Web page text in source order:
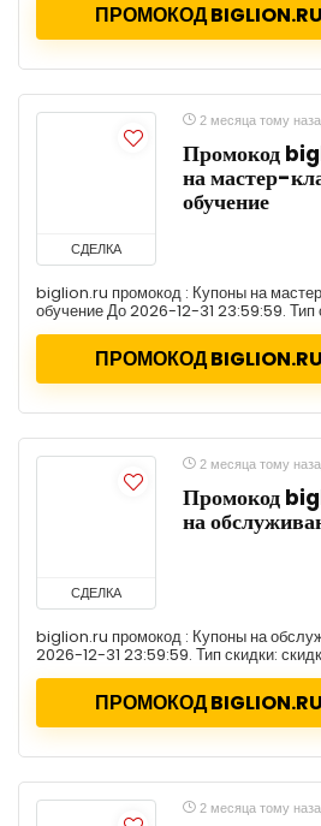
ПРОМОКОД
СДЕЛКА
2 месяца тому
Промокод
на мастер-
обучение
biglion.ru промокод : Купоны на
обучение До 2026-12-31 23:59:59. Тип
ПРОМОКОД
СДЕЛКА
2 месяца тому
Промокод
на
biglion.ru промокод : Купоны на
2026-12-31 23:59:59. Тип скидки:
ПРОМОКОД
2 месяца тому